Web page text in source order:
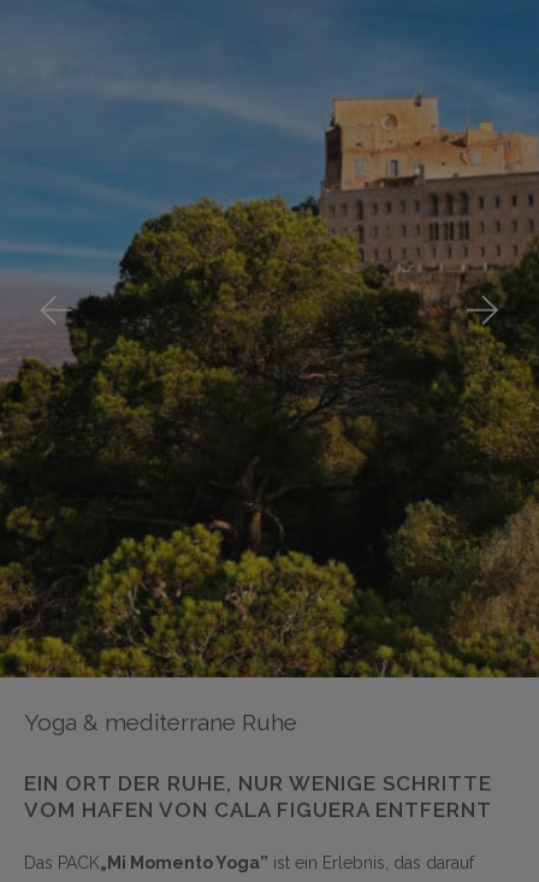
Yoga & mediterrane Ruhe
EIN ORT DER RUHE, NUR WENIGE SCHRITTE
VOM HAFEN VON CALA FIGUERA ENTFERNT
Das PACK„Mi Momento Yoga” ist ein Erlebnis, das darauf